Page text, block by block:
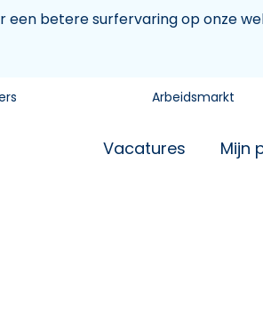
een betere surfervaring op onze
Arbeidsmarkt
Vacatures Mijn